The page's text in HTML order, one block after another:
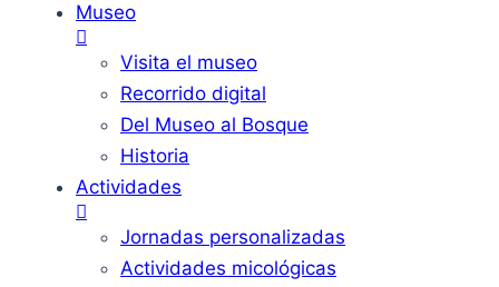
Museo
Visita el museo
Recorrido digital
Del Museo al Bosque
Historia
Actividades
Jornadas personalizadas
Actividades micológicas